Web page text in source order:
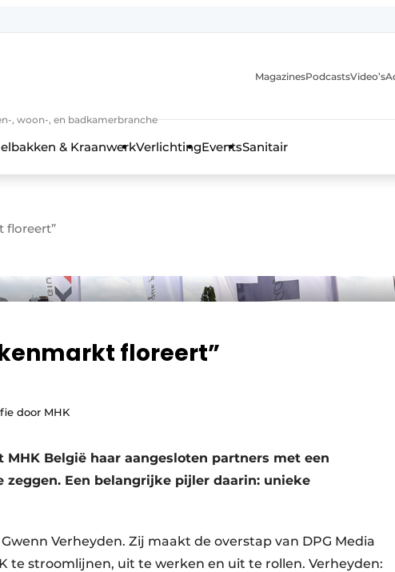
design en techniek in de keuken-, woon-, en badkamerbranche
, woon-, en badkamerbranche
MagazinesPodcastsVideo’s
& KraanwerkVerlichtingEventsSanitair
floreert”
floreert”
door MHK
België haar aangesloten partners met een
zeggen. Een belangrijke pijler daarin: unieke
Verheyden. Zij maakt de overstap van DPG Media
te stroomlijnen, uit te werken en uit te rollen. Verheyden: